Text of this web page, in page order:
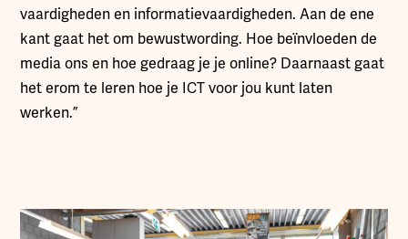
vaardigheden en informatievaardigheden. Aan de ene
kant gaat het om bewustwording. Hoe beïnvloeden de
media ons en hoe gedraag je je online? Daarnaast gaat
het erom te leren hoe je ICT voor jou kunt laten
werken.”